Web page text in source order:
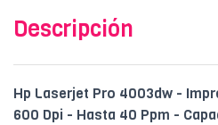
Descripción
Hp Laserjet Pro 4003dw -
600 Dpi - Hasta 40 Ppm -